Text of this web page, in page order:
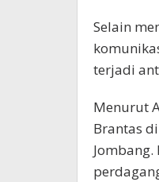
Selain
terjadi
Menurut
Brantas